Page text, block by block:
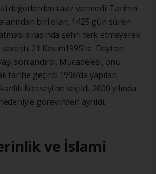
değerlerden taviz vermedi. Tarihin
biri olan, 1425 gün süren
sırasında şehri terk etmeyerek
savaştı. 21 Kasım1995’te Dayton
sonlandırdı. Mücadelesi, onu
tarihe geçirdi.1996’da yapılan
Konseyi’ne seçildi. 2000 yılında
görevinden ayrıldı.
ve İslami